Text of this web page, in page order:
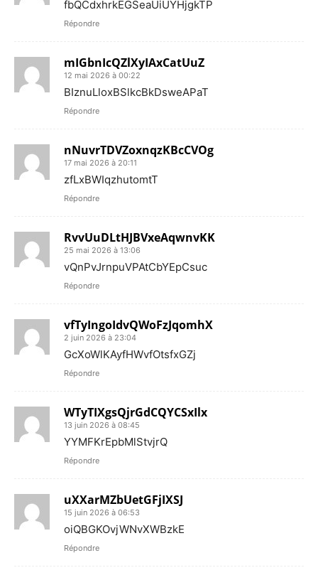
fbQCdxhrkEGSeaUiUYHjgkTP
Répondre
mIGbnIcQZlXyIAxCatUuZ
12 mai 2026 à 00:22
BIznuLloxBSlkcBkDsweAPaT
Répondre
nNuvrTDVZoxnqzKBcCVOg
17 mai 2026 à 20:11
zfLxBWIqzhutomtT
Répondre
RvvUuDLtHJBVxeAqwnvKK
25 mai 2026 à 13:06
vQnPvJrnpuVPAtCbYEpCsuc
Répondre
vfTyIngoIdvQWoFzJqomhX
2 juin 2026 à 23:04
GcXoWlKAyfHWvfOtsfxGZj
Répondre
WTyTIXgsQjrGdCQYCSxIlx
13 juin 2026 à 08:45
YYMFKrEpbMlStvjrQ
Répondre
uXXarMZbUetGFjIXSJ
15 juin 2026 à 06:53
oiQBGKOvjWNvXWBzkE
Répondre